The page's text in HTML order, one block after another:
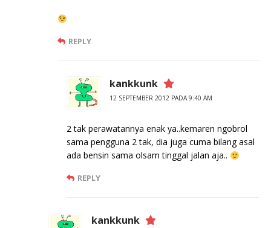
REPLY
kankkunk
12 SEPTEMBER 2012 PADA 9:40 AM
2 tak perawatannya enak ya..kemaren ngobrol
sama pengguna 2 tak, dia juga cuma bilang asal
ada bensin sama olsam tinggal jalan aja..
REPLY
kankkunk